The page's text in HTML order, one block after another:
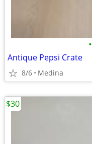
•
Antique Pepsi Crate
8/6 Medina
$30